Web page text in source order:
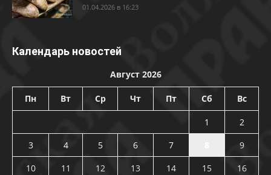
01.04.2026 в 16:23
Календарь новостей
Август 2026
Пн Вт Ср Чт Пт Сб Вс
1
2
3
4 5 6 7
9
10
11 12 13 14 15
16